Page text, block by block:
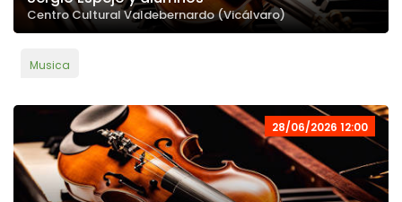
Centro Cultural Valdebernardo (Vicálvaro)
Musica
28/06/2026 12:00